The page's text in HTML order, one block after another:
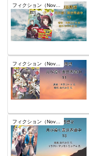
フィクション（Novel）